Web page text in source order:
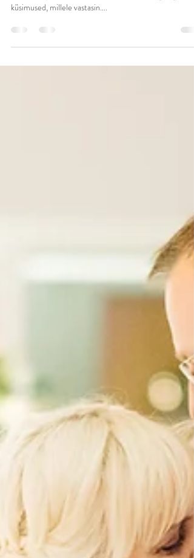
Minu mõtted ajakirja "Anne ja Stiil" eriväljaandele
Unistuste pulmad 2020. Siinkohal toon ära ajakirjaniku
küsimused, millele vastasin....